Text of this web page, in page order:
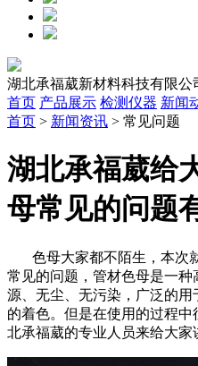
湖北承福葳新材料科技有限公
首页 产品展示 检测仪器 新闻
首页 > 新闻资讯 > 常见问题
湖北承福葳给
母常见的问题
色母大家都不陌生，本次
常见的问题，管材色母是一
源、无尘、无污染，广泛的
的着色。但是在使用的过程
北承福葳的专业人员来给大家